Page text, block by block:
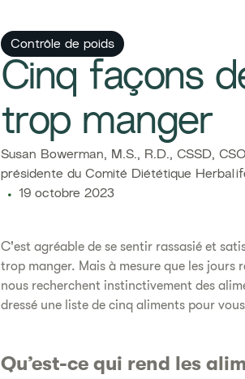
Contrôle de poids
​​Cinq façons
trop manger​
Susan Bowerman, ​M.S., R.D., CSSD,
présidente du Comité Diététique
19 octobre 2023
C'est agréable de se sentir rassasié et
trop manger. Mais à mesure que les jours
nous recherchent instinctivement des
dressé une liste de cinq aliments pour
Qu’est-ce qui rend les